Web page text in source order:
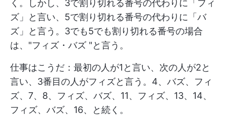
く。しかし、3で割り切れる番号の代わりに「フィ
ズ」と言い、5で割り切れる番号の代わりに「バ
ズ」と言う。3でも5でも割り切れる番号の場合
は、"フィズ・バズ "と言う。
仕事はこうだ：最初の人が1と言い、次の人が2と
言い、3番目の人がフィズと言う。4、バズ、フィ
ズ、7、8、フィズ、バズ、11、フィズ、13、14、
フィズ、バズ、16、と続く。